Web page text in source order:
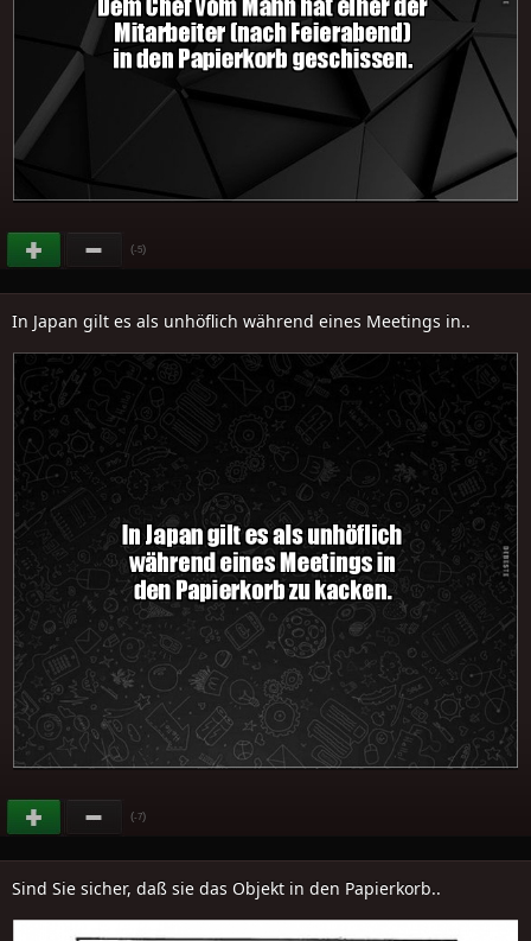
(-5)
In Japan gilt es als unhöflich während eines Meetings in..
(-7)
Sind Sie sicher, daß sie das Objekt in den Papierkorb..